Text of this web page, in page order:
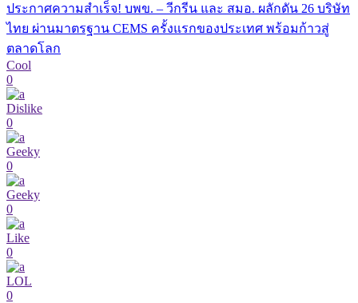
ประกาศความสำเร็จ! บพข. – วีกรีน และ สมอ. ผลักดัน 26 บริษัท
ไทย ผ่านมาตรฐาน CEMS ครั้งแรกของประเทศ พร้อมก้าวสู่
ตลาดโลก
Cool
0
Dislike
0
Geeky
0
Geeky
0
Like
0
LOL
0